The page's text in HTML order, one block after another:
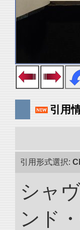
引用
引用形式選択:
シャ
ンド